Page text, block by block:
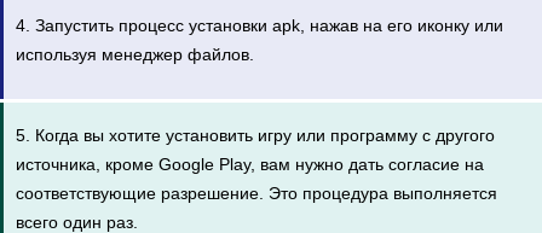
4. Запустить процесс установки apk, нажав на его иконку или
используя менеджер файлов.
5. Когда вы хотите установить игру или программу с другого
источника, кроме Google Play, вам нужно дать согласие на
соответствующие разрешение. Это процедура выполняется
всего один раз.